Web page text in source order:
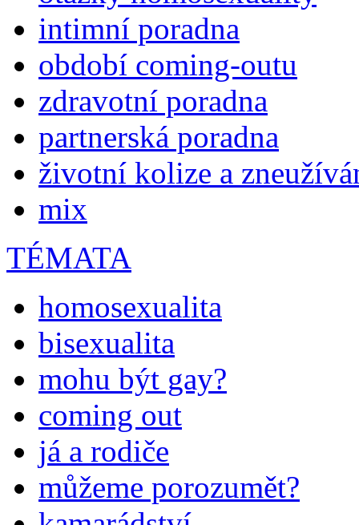
intimní poradna
období coming-outu
zdravotní poradna
partnerská poradna
životní kolize a
mix
TÉMATA
homosexualita
bisexualita
mohu být gay?
coming out
já a rodiče
můžeme porozumět?